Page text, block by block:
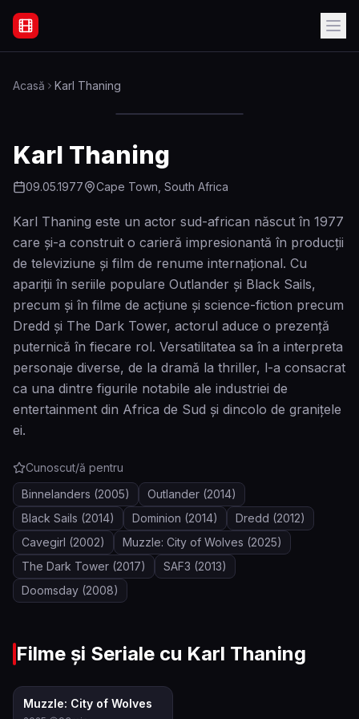
Filme Online Subtitrate - Acasă
Acasă Karl Thaning
Karl Thaning
09.05.1977 Cape Town, South Africa
Karl Thaning este un actor sud-african născut în 1977
care și-a construit o carieră impresionantă în producții
de televiziune și film de renume internațional. Cu
apariții în seriile populare Outlander și Black Sails,
precum și în filme de acțiune și science-fiction precum
Dredd și The Dark Tower, actorul aduce o prezență
puternică în fiecare rol. Versatilitatea sa în a interpreta
personaje diverse, de la dramă la thriller, l-a consacrat
ca una dintre figurile notabile ale industriei de
entertainment din Africa de Sud și dincolo de granițele
ei.
Cunoscut/ă pentru
Binnelanders (2005) Outlander (2014)
Black Sails (2014) Dominion (2014) Dredd (2012)
Cavegirl (2002) Muzzle: City of Wolves (2025)
The Dark Tower (2017) SAF3 (2013)
Doomsday (2008)
Filme și Seriale cu Karl Thaning
6.6
Muzzle: City of Wolves